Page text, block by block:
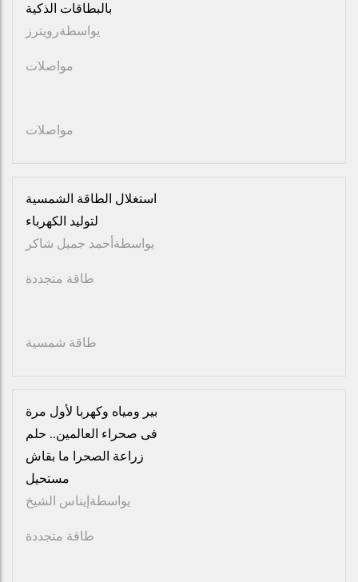
بالبطاقات الذكية
يواسطةرويترز
مواصلات
مواصلات
استغلال الطاقة الشمسية
لتوليد الكهرباء
يواسطةأحمد جميل شاكر
طاقة متجددة
طاقة شمسية
بير ومياه وكهربا لأول مرة
فى صحراء العالمين.. حلم
زراعة الصحرا ما بقاش
مستحيل
يواسطةإيناس الشيخ
طاقة متجددة